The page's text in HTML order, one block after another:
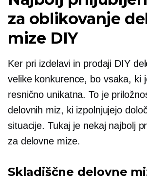
za oblikovanje
mize DIY
Ker pri izdelavi in ​​prodaji DIY
velike konkurence, bo vsaka, ki
resnično unikatna. To je
delovnih miz, ki izpolnjujejo
situacije. Tukaj je nekaj najbolj
za delovne mize.
Skladiščne delovne